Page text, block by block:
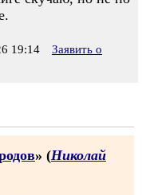
19:14
Заявить о
» (Николай